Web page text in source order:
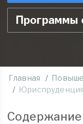
Программы
Главная
Юриспруденция
Содержание